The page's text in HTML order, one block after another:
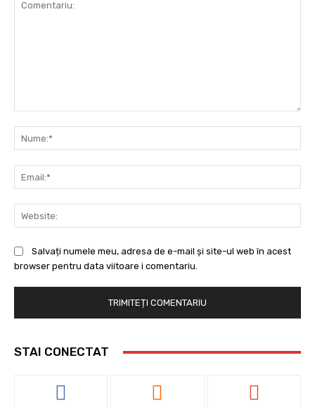
Salvați numele meu, adresa de e-mail și site-ul web în acest
browser pentru data viitoare i comentariu.
STAI CONECTAT